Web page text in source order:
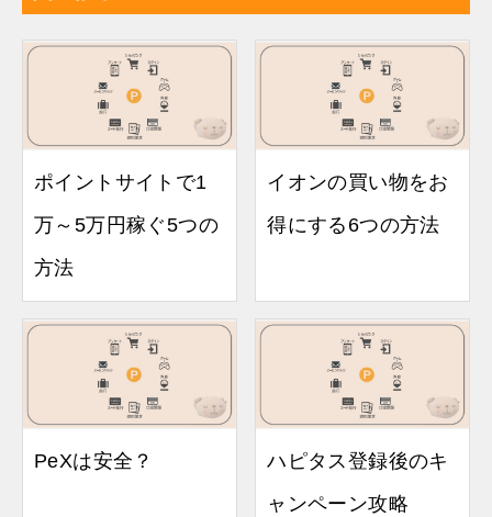
ポイントサイトで1
万～5万円稼ぐ5つの
方法
イオンの買い物をお
得にする6つの方法
PeXは安全？
ハピタス登録後のキ
ャンペーン攻略